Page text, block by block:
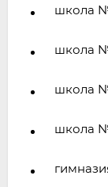
школа
школа №
школа
школа